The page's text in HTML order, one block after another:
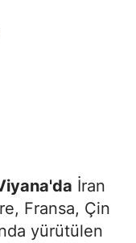
İran
Fransa, Çin
yürütülen